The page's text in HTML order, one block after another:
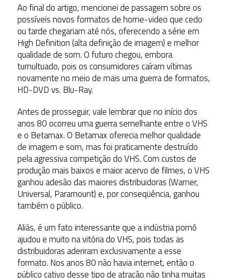
Ao final do artigo, mencionei de passagem sobre os
possíveis novos formatos de home-video que cedo
ou tarde chegariam até nós, oferecendo a série em
High Definition (alta definição de imagem) e melhor
qualidade de som. O futuro chegou, embora
tumultuado, pois os consumidores caíram vítimas
novamente no meio de mais uma guerra de formatos,
HD-DVD vs. Blu-Ray.
Antes de prosseguir, vale lembrar que no início dos
anos 80 ocorreu uma guerra semelhante entre o VHS
e o Betamax. O Betamax oferecia melhor qualidade
de imagem e som, mas foi praticamente destruído
pela agressiva competição do VHS. Com custos de
produção mais baixos e maior acervo de filmes, o VHS
ganhou adesão das maiores distribuidoras (Warner,
Universal, Paramount) e, por conseqüência, ganhou
também o público.
Aliás, é um fato interessante que a indústria pornô
ajudou e muito na vitória do VHS, pois todas as
distribuidoras aderiram exclusivamente a esse
formato. Nos anos 80 não havia internet, então o
público cativo desse tipo de atração não tinha muitas